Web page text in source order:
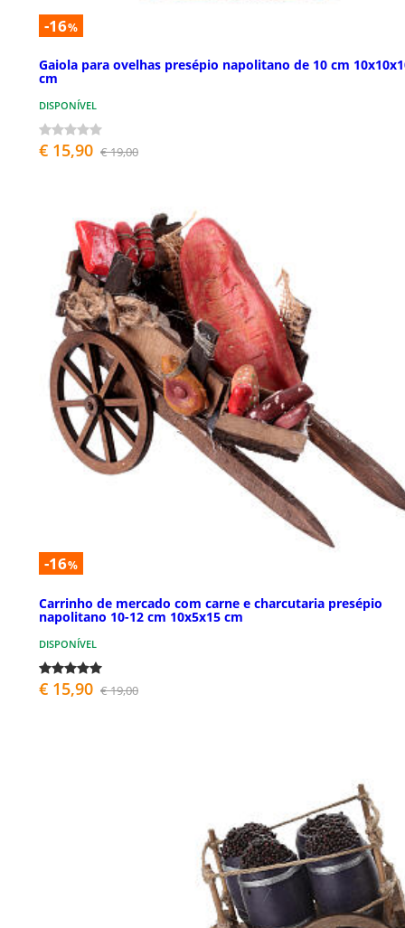
-16%
Gaiola para ovelhas presépio napolitano de 10 cm
cm
DISPONÍVEL
€ 15,90 € 19,00
-16%
Carrinho de mercado com carne e charcutaria presépio
napolitano 10-12 cm 10x5x15 cm
DISPONÍVEL
€ 15,90 € 19,00